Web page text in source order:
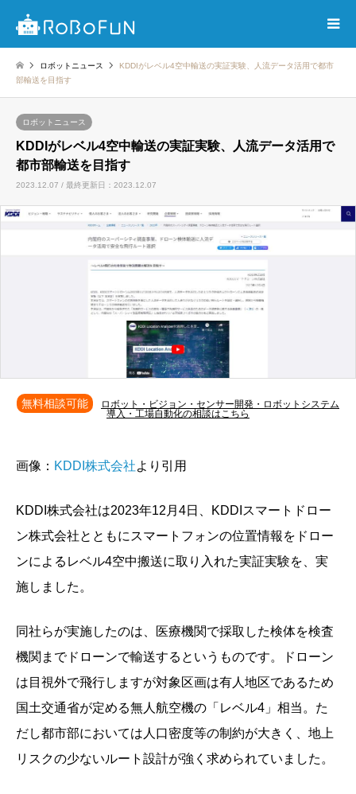
ロボットニュース
KDDIがレベル4空中輸送の実証実験、人流データ活用で都市
部輸送を目指す
ロボットニュース
KDDIがレベル4空中輸送の実証実験、人流データ活用で
都市部輸送を目指す
2023.12.07 / 最終更新日：2023.12.07
無料相談可能
ロボット・ビジョン・センサー開発・ロボットシステム
導入・工場自動化の相談はこちら
画像： KDDI株式会社より引用
KDDI株式会社は2023年12月4日、KDDIスマートドロー
ン株式会社とともにスマートフォンの位置情報をドロー
ンによるレベル4空中搬送に取り入れた実証実験を、実
施しました。
同社らが実施したのは、医療機関で採取した検体を検査
機関までドローンで輸送するというものです。ドローン
は目視外で飛行しますが対象区画は有人地区であるため
国土交通省が定める無人航空機の「レベル4」相当。た
だし都市部においては人口密度等の制約が大きく、地上
リスクの少ないルート設計が強く求められていました。